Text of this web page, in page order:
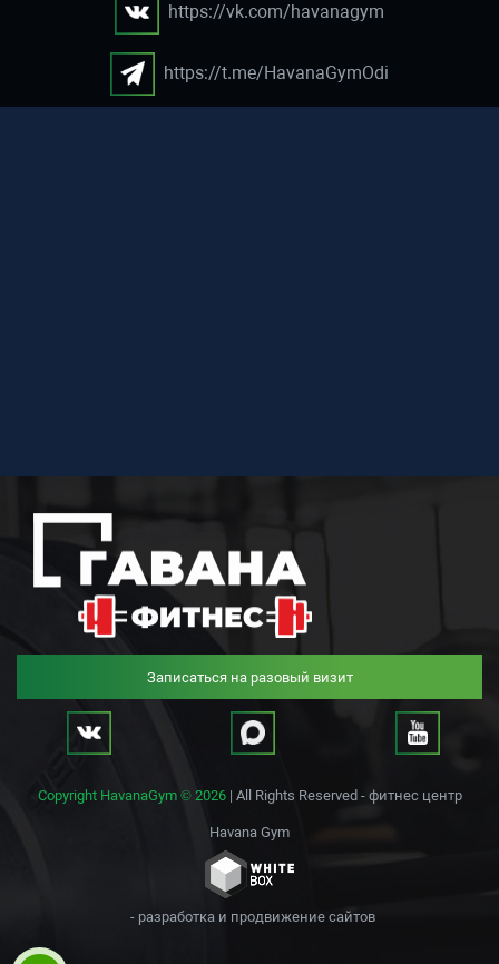
https://vk.com/havanagym
https://t.me/HavanaGymOdi
Записаться на разовый визит
Copyright HavanaGym © 2026| All Rights Reserved - фитнес центр
Havana Gym
- разработка и продвижение сайтов